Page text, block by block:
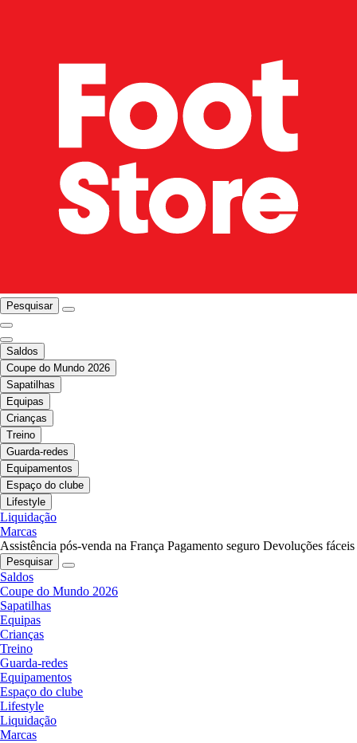
Pesquisar
Saldos
Coupe do Mundo 2026
Sapatilhas
Equipas
Crianças
Treino
Guarda-redes
Equipamentos
Espaço do clube
Lifestyle
Liquidação
Marcas
Assistência pós-venda na França Pagamento seguro Devoluções fáceis
Pesquisar
Saldos
Coupe do Mundo 2026
Sapatilhas
Equipas
Crianças
Treino
Guarda-redes
Equipamentos
Espaço do clube
Lifestyle
Liquidação
Marcas